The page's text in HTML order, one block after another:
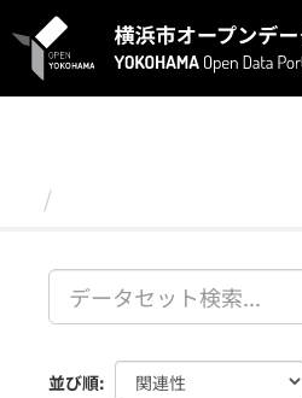
キ
並び順